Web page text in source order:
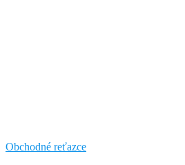
Obchodné reťazce